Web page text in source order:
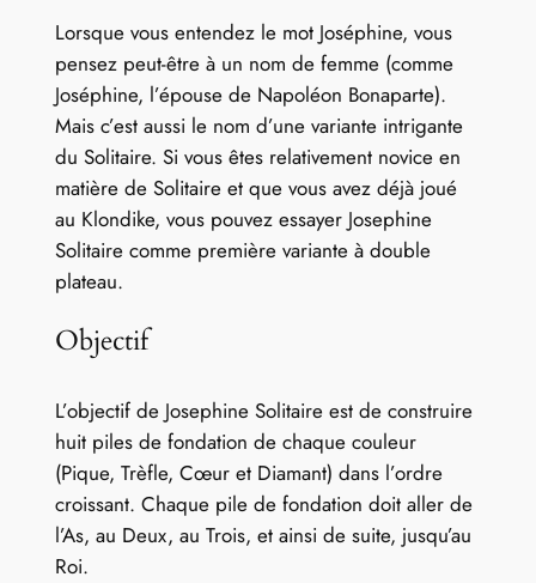
Lorsque vous entendez le mot Joséphine, vous
pensez peut-être à un nom de femme (comme
Joséphine, l’épouse de Napoléon Bonaparte).
Mais c’est aussi le nom d’une variante intrigante
du Solitaire. Si vous êtes relativement novice en
matière de Solitaire et que vous avez déjà joué
au Klondike, vous pouvez essayer Josephine
Solitaire comme première variante à double
plateau.
Objectif
L’objectif de Josephine Solitaire est de construire
huit piles de fondation de chaque couleur
(Pique, Trèfle, Cœur et Diamant) dans l’ordre
croissant. Chaque pile de fondation doit aller de
l’As, au Deux, au Trois, et ainsi de suite, jusqu’au
Roi.